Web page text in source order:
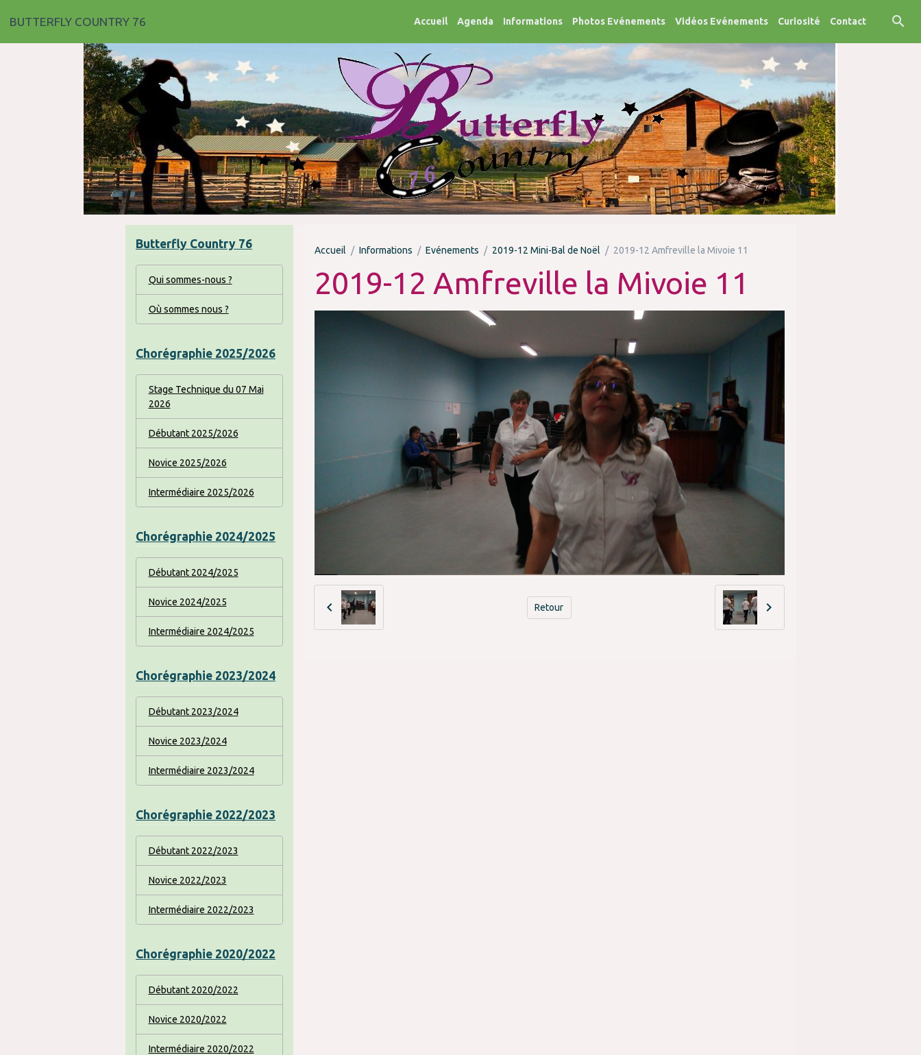
BUTTERFLY COUNTRY 76 Accueil Agenda Informations Photos Evénements Vidéos Evénements Curiosité Contact
Accueil Informations Evénements 2019-12 Mini-Bal de Noël 2019-12 Amfreville la Mivoie 11
2019-12 Amfreville la Mivoie 11
Retour
Butterfly Country 76
Qui sommes-nous ?
Où sommes nous ?
Chorégraphie 2025/2026
Stage Technique du 07 Mai
2026
Débutant 2025/2026
Novice 2025/2026
Intermédiaire 2025/2026
Chorégraphie 2024/2025
Débutant 2024/2025
Novice 2024/2025
Intermédiaire 2024/2025
Chorégraphie 2023/2024
Débutant 2023/2024
Novice 2023/2024
Intermédiaire 2023/2024
Chorégraphie 2022/2023
Débutant 2022/2023
Novice 2022/2023
Intermédiaire 2022/2023
Chorégraphie 2020/2022
Débutant 2020/2022
Novice 2020/2022
Intermédiaire 2020/2022